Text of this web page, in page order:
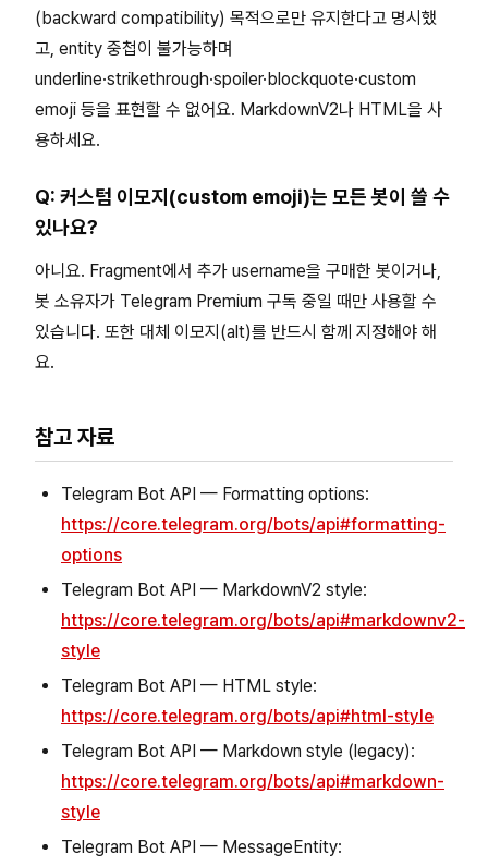
(backward compatibility) 목적으로만 유지한다고 명시했
고, entity 중첩이 불가능하며
underline·strikethrough·spoiler·blockquote·custom
emoji 등을 표현할 수 없어요. MarkdownV2나 HTML을 사
용하세요.
Q: 커스텀 이모지(custom emoji)는 모든 봇이 쓸 수
있나요?
아니요. Fragment에서 추가 username을 구매한 봇이거나,
봇 소유자가 Telegram Premium 구독 중일 때만 사용할 수
있습니다. 또한 대체 이모지(alt)를 반드시 함께 지정해야 해
요.
참고 자료
Telegram Bot API — Formatting options:
https://core.telegram.org/bots/api#formatting-
options
Telegram Bot API — MarkdownV2 style:
https://core.telegram.org/bots/api#markdownv2-
style
Telegram Bot API — HTML style:
https://core.telegram.org/bots/api#html-style
Telegram Bot API — Markdown style (legacy):
https://core.telegram.org/bots/api#markdown-
style
Telegram Bot API — MessageEntity: